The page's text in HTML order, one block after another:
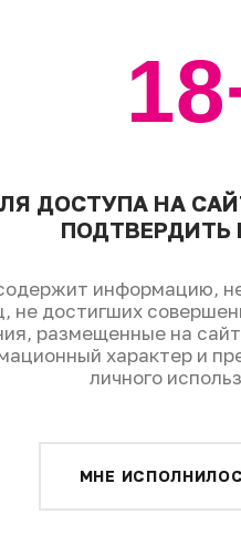
ДОСТУПА НА
ПОДТВЕРДИТЬ
информацию,
не достигших
размещенные на
характер и
личного
МНЕ